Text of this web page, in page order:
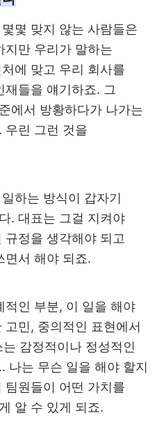
몇 맞지 않는 사람들은
지만 우리가 말하는
에 맞고 우리 회사를
들을 얘기하죠. 그
에서 방황하다가 나가는
우린 그런 것을
하는 방식이 갑자기
. 대표는 그걸 지켜야
정을 생각해야 되고
면서 해야 되죠.
적인 부분, 이 일을 해야
민, 중의적인 표현에서
감정적이나 정성적인
나는 무슨 일을 해야 할지
팀원들이 어떤 가치를
알 수 있게 되죠.